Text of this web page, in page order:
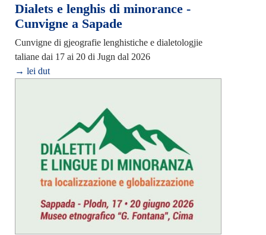
Dialets e lenghis di minorance -
Cunvigne a Sapade
Cunvigne di gjeografie lenghistiche e dialetologjie
taliane dai 17 ai 20 di Jugn dal 2026
→ lei dut